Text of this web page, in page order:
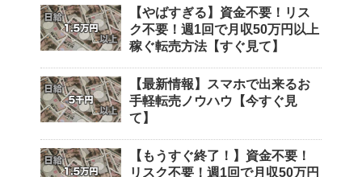
【やばすぎる】資金不要！リス
ク不要！週1回で月収50万円以上
稼ぐ転売方法【すぐ見て】
【最新情報】スマホで出来るお
手軽転売ノウハウ【今すぐ見
て】
【もうすぐ終了！】資金不要！
リスク不要！週1回で月収50万円